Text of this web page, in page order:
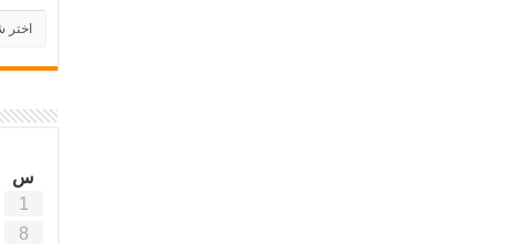
أرشيف
موقع
س
1
8